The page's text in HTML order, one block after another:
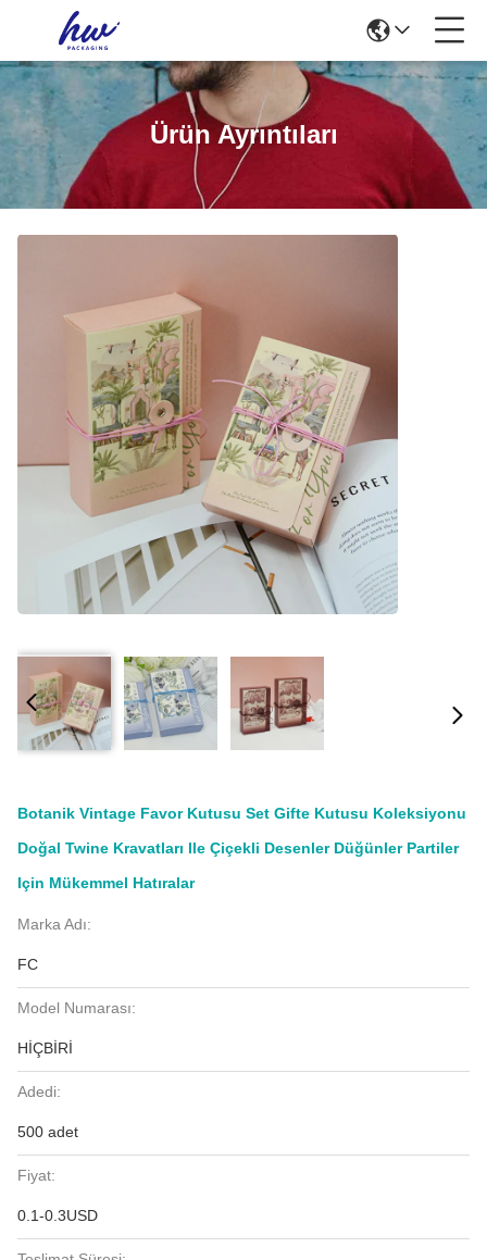
Ürün Ayrıntıları
Botanik Vintage Favor Kutusu Set Gifte Kutusu Koleksiyonu
Doğal Twine Kravatları Ile Çiçekli Desenler Düğünler Partiler
Için Mükemmel Hatıralar
Marka Adı:
FC
Model Numarası:
HİÇBİRİ
Adedi:
500 adet
Fiyat:
0.1-0.3USD